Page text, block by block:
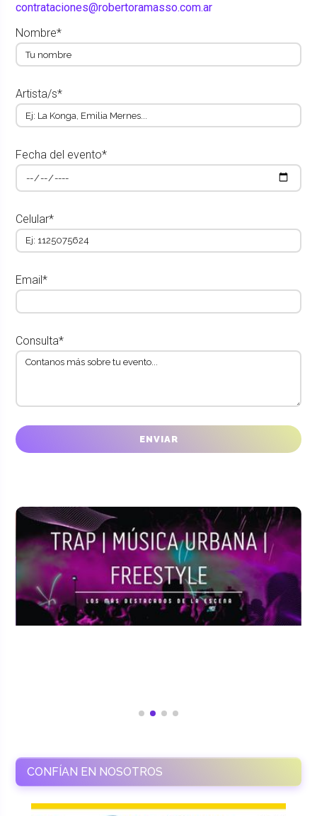
contrataciones@robertoramasso.com.ar
Nombre*
Artista/s*
Fecha del evento*
Celular*
Email*
Consulta*